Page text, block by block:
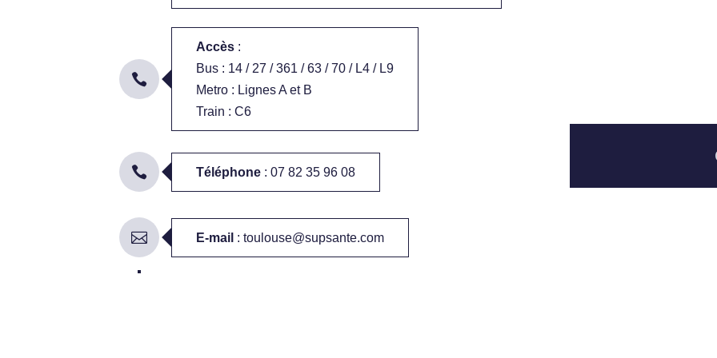
Accès :
Bus : 14 / 27 / 361 / 63 / 70 / L4 / L9
Metro : Lignes A et B
Train : C6
Téléphone : 07 82 35 96 08
E-mail :toulouse@supsante.com